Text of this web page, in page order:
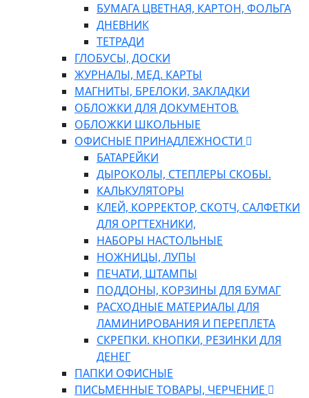
БУМАГА ЦВЕТНАЯ, КАРТОН, ФОЛЬГА
ДНЕВНИК
ТЕТРАДИ
ГЛОБУСЫ, ДОСКИ
ЖУРНАЛЫ, МЕД. КАРТЫ
МАГНИТЫ, БРЕЛОКИ, ЗАКЛАДКИ
ОБЛОЖКИ ДЛЯ ДОКУМЕНТОВ.
ОБЛОЖКИ ШКОЛЬНЫЕ
ОФИСНЫЕ ПРИНАДЛЕЖНОСТИ
БАТАРЕЙКИ
ДЫРОКОЛЫ, СТЕПЛЕРЫ СКОБЫ.
КАЛЬКУЛЯТОРЫ
КЛЕЙ, КОРРЕКТОР, СКОТЧ, САЛФЕТКИ
ДЛЯ ОРГТЕХНИКИ,
НАБОРЫ НАСТОЛЬНЫЕ
НОЖНИЦЫ, ЛУПЫ
ПЕЧАТИ, ШТАМПЫ
ПОДДОНЫ, КОРЗИНЫ ДЛЯ БУМАГ
РАСХОДНЫЕ МАТЕРИАЛЫ ДЛЯ
ЛАМИНИРОВАНИЯ И ПЕРЕПЛЕТА
СКРЕПКИ. КНОПКИ, РЕЗИНКИ ДЛЯ
ДЕНЕГ
ПАПКИ ОФИСНЫЕ
ПИСЬМЕННЫЕ ТОВАРЫ, ЧЕРЧЕНИЕ